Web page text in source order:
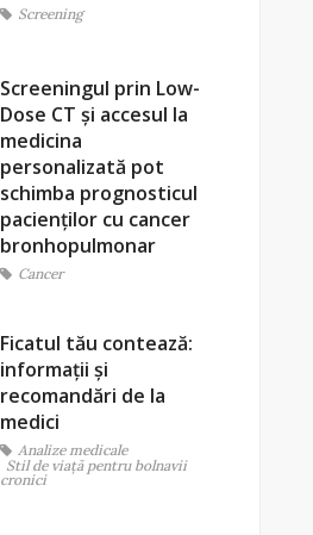
Screening
Screeningul prin Low-
Dose CT și accesul la
medicina
personalizată pot
schimba prognosticul
pacienților cu cancer
bronhopulmonar
Cancer
Ficatul tău contează:
informații și
recomandări de la
medici
Analize medicale
Stil de viaţă pentru bolnavii
cronici